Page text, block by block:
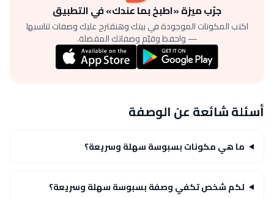
جرّب ميزة «اطبخ بما عندك» في التطبيق
اكتب المكونات الموجودة في بيتك وهنقترح عليك وصفات تناسبها
— واحفظ وقيّم وصفاتك المفضلة.
أسئلة شائعة عن الوصفة
ما هي مكونات بسبوسة سهلة وسريعة؟
لكم شخص تكفي وصفة بسبوسة سهلة وسريعة؟